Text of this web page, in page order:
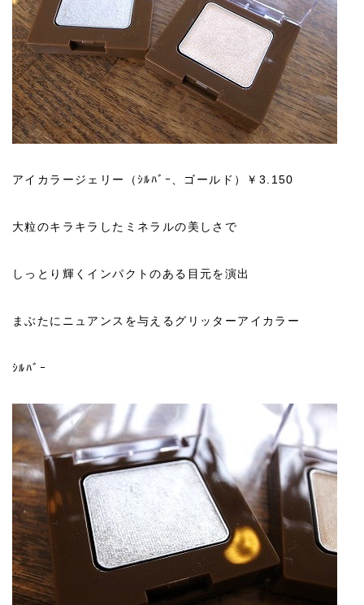
アイカラージェリー（ｼﾙﾊﾞｰ、ゴールド）￥3.150
大粒のキラキラしたミネラルの美しさで
しっとり輝くインパクトのある目元を演出
まぶたにニュアンスを与えるグリッターアイカラー
ｼﾙﾊﾞｰ